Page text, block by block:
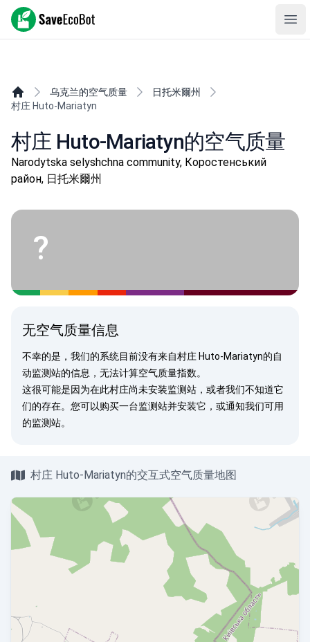
SaveEcoBot
乌克兰的空气质量
日托米爾州
村庄 Huto-Mariatyn
村庄 Huto-Mariatyn的空气质量
Narodytska selyshchna community, Коростенський
район, 日托米爾州
?
无空气质量信息
不幸的是，我们的系统目前没有来自村庄 Huto-Mariatyn的自
动监测站的信息，无法计算空气质量指数。
这很可能是因为在此村庄尚未安装监测站，或者我们不知道它
们的存在。您可以购买一台监测站并安装它，或通知我们可用
的监测站。
村庄 Huto-Mariatyn的交互式空气质量地图